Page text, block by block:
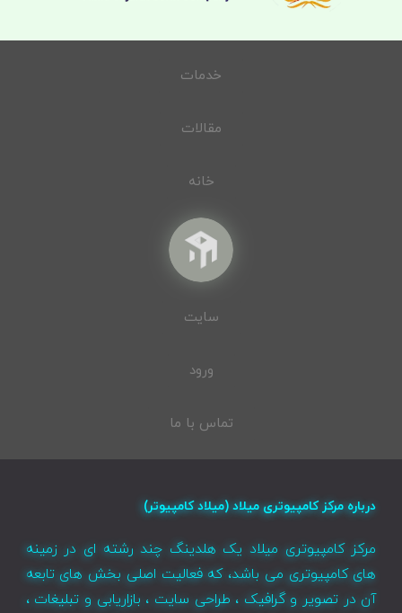
خدمات
مقالات
خانه
سایت
ورود
تماس با ما
درباره مرکز کامپیوتری میلاد (میلاد کامپیوتر)
مرکز کامپیوتری میلاد یک هلدینگ چند رشته ای در زمینه
های کامپیوتری می باشد، که فعالیت اصلی بخش های تابعه
آن در تصویر و گرافیک ، طراحی سایت ، بازاریابی و تبلیغات ،